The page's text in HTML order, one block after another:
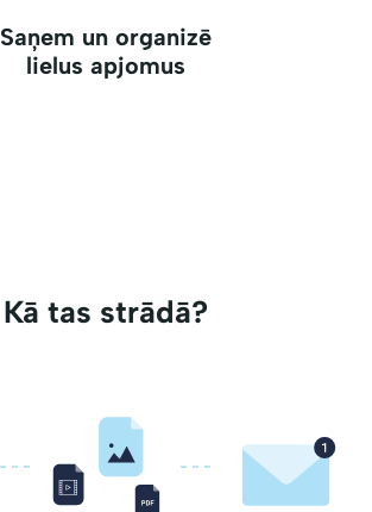
Saņem un organizē
lielus apjomus
Kā tas strādā?